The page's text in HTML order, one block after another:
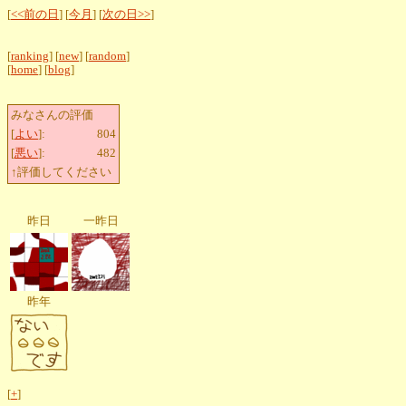
[<<前の日 ] [今月 ] [次の日>>]
[ranking] [new] [random]
[home] [blog]
みなさんの評価
[よい]:
804
[悪い]:
482
↑評価してください
昨日 一昨日
昨年
[+]